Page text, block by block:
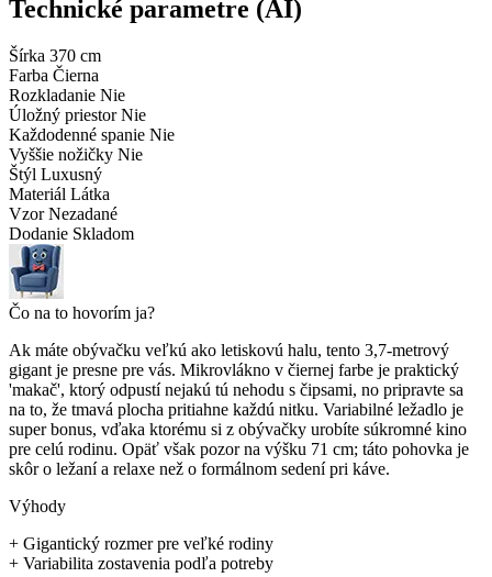
Technické parametre (AI)
Šírka 370 cm
Farba Čierna
Rozkladanie Nie
Úložný priestor Nie
Každodenné spanie Nie
Vyššie nožičky Nie
Štýl Luxusný
Materiál Látka
Vzor Nezadané
Dodanie Skladom
Čo na to hovorím ja?
Ak máte obývačku veľkú ako letiskovú halu, tento 3,7-metrový
gigant je presne pre vás. Mikrovlákno v čiernej farbe je praktický
'makač', ktorý odpustí nejakú tú nehodu s čipsami, no pripravte sa
na to, že tmavá plocha pritiahne každú nitku. Variabilné ležadlo je
super bonus, vďaka ktorému si z obývačky urobíte súkromné kino
pre celú rodinu. Opäť však pozor na výšku 71 cm; táto pohovka je
skôr o ležaní a relaxe než o formálnom sedení pri káve.
Výhody
+ Gigantický rozmer pre veľké rodiny
+ Variabilita zostavenia podľa potreby